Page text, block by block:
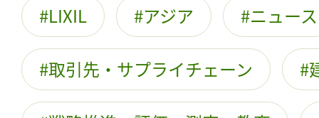
LIXIL アジア ニュース
取引先・サプライチェーン